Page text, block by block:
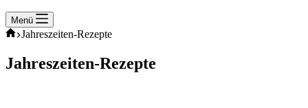
Menü
Start
Jahreszeiten-Rezepte
Jahreszeiten-Rezepte